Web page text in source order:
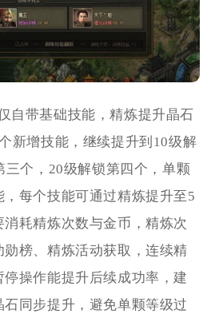
自带基础技能，精炼提升晶石
新增技能，继续提升到10级解
三个，20级解锁第四个，单颗
每个技能可通过精炼提升至5
耗精炼次数与金币，精炼次
榜、精炼活动获取，连续精
操作能提升后续成功率，建
同步提升，避免单颗等级过